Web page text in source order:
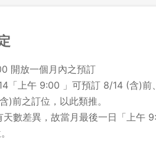
開放一個月內之預訂
「上午 9:00 」可預訂 8/14 (含)
)前之訂位，以此類推。
天數差異，故當月最後一日「上午